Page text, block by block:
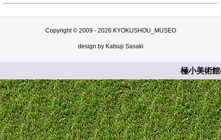
Copyright © 2009 - 2026 KYOKUSHOU_MUSEO
design by Katsuji Sasaki